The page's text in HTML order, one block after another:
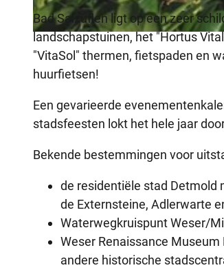
© Kurvilla Fürstin Pauline
Bad Salzuflen ligt op een zeer
landschapstuinen, het "Hortus
"VitaSol" thermen, fietspaden en
huurfietsen!
Een gevarieerde
stadsfeesten lokt het hele jaar
Bekende bestemmingen voor
de residentiële stad Detmold
de Externsteine, Adlerwarte
Waterwegkruispunt Weser/
Weser Renaissance
andere historische